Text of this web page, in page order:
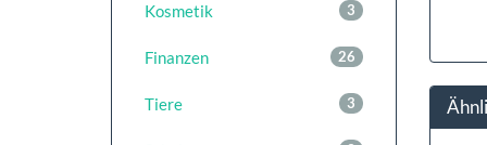
3
Kosmetik
26
Finanzen
3
Tiere